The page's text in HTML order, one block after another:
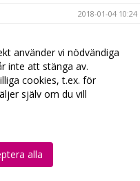
2018-01-04 10:24
2018-01-02 20:58
2017-12-23 20:13
2017-12-22 20:28
medlemspriser
använder vi nödvändiga
inte att stänga av.
cookies, t.ex. för
själv om du vill
alla